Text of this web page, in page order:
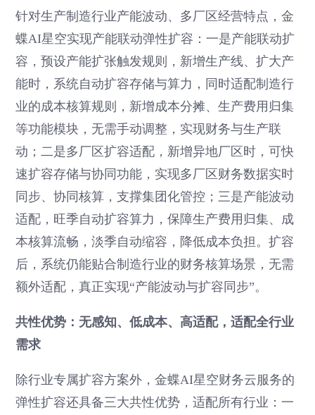
针对生产制造行业产能波动、多厂区经营特点，金
蝶AI星空实现产能联动弹性扩容：一是产能联动扩
容，预设产能扩张触发规则，新增生产线、扩大产
能时，系统自动扩容存储与算力，同时适配制造行
业的成本核算规则，新增成本分摊、生产费用归集
等功能模块，无需手动调整，实现财务与生产联
动；二是多厂区扩容适配，新增异地厂区时，可快
速扩容存储与协同功能，实现多厂区财务数据实时
同步、协同核算，支撑集团化管控；三是产能波动
适配，旺季自动扩容算力，保障生产费用归集、成
本核算流畅，淡季自动缩容，降低成本负担。扩容
后，系统仍能贴合制造行业的财务核算场景，无需
额外适配，真正实现“产能波动与扩容同步”。
共性优势：无感知、低成本、高适配，适配全行业
需求
除行业专属扩容方案外，金蝶AI星空财务云服务的
弹性扩容还具备三大共性优势，适配所有行业：一